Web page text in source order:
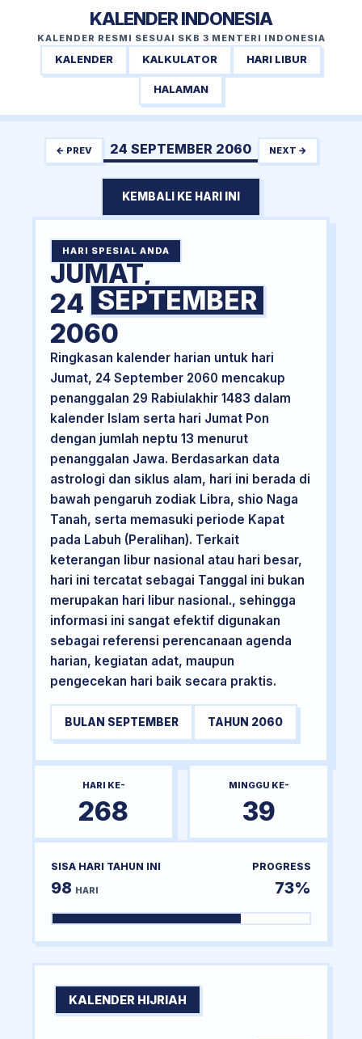
KALENDER INDONESIA
KALENDER RESMI SESUAI SKB 3 MENTERI INDONESIA
KALENDER KALKULATOR HARI LIBUR
HALAMAN
← PREV 24 SEPTEMBER 2060 NEXT →
KEMBALI KE HARI INI
HARI SPESIAL ANDA
JUMAT,
24 SEPTEMBER
2060
Ringkasan kalender harian untuk hari
Jumat, 24 September 2060 mencakup
penanggalan 29 Rabiulakhir 1483 dalam
kalender Islam serta hari Jumat Pon
dengan jumlah neptu 13 menurut
penanggalan Jawa. Berdasarkan data
astrologi dan siklus alam, hari ini berada di
bawah pengaruh zodiak Libra, shio Naga
Tanah, serta memasuki periode Kapat
pada Labuh (Peralihan). Terkait
keterangan libur nasional atau hari besar,
hari ini tercatat sebagai Tanggal ini bukan
merupakan hari libur nasional., sehingga
informasi ini sangat efektif digunakan
sebagai referensi perencanaan agenda
harian, kegiatan adat, maupun
pengecekan hari baik secara praktis.
BULAN SEPTEMBER TAHUN 2060
HARI KE-
268
MINGGU KE-
39
SISA HARI TAHUN INI
98 HARI
PROGRESS
73%
KALENDER HIJRIAH